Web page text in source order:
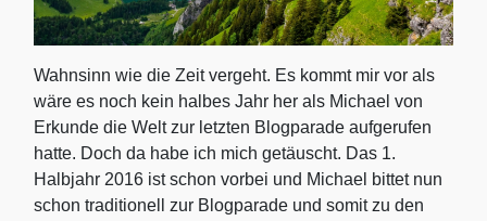
Wahnsinn wie die Zeit vergeht. Es kommt mir vor als
wäre es noch kein halbes Jahr her als Michael von
Erkunde die Welt zur letzten Blogparade aufgerufen
hatte. Doch da habe ich mich getäuscht. Das 1.
Halbjahr 2016 ist schon vorbei und Michael bittet nun
schon traditionell zur Blogparade und somit zu den